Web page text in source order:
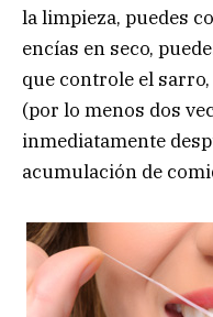
la limpieza, puedes
encías en seco,
que controle el
(por lo menos dos
inmediatamente
acumulación de